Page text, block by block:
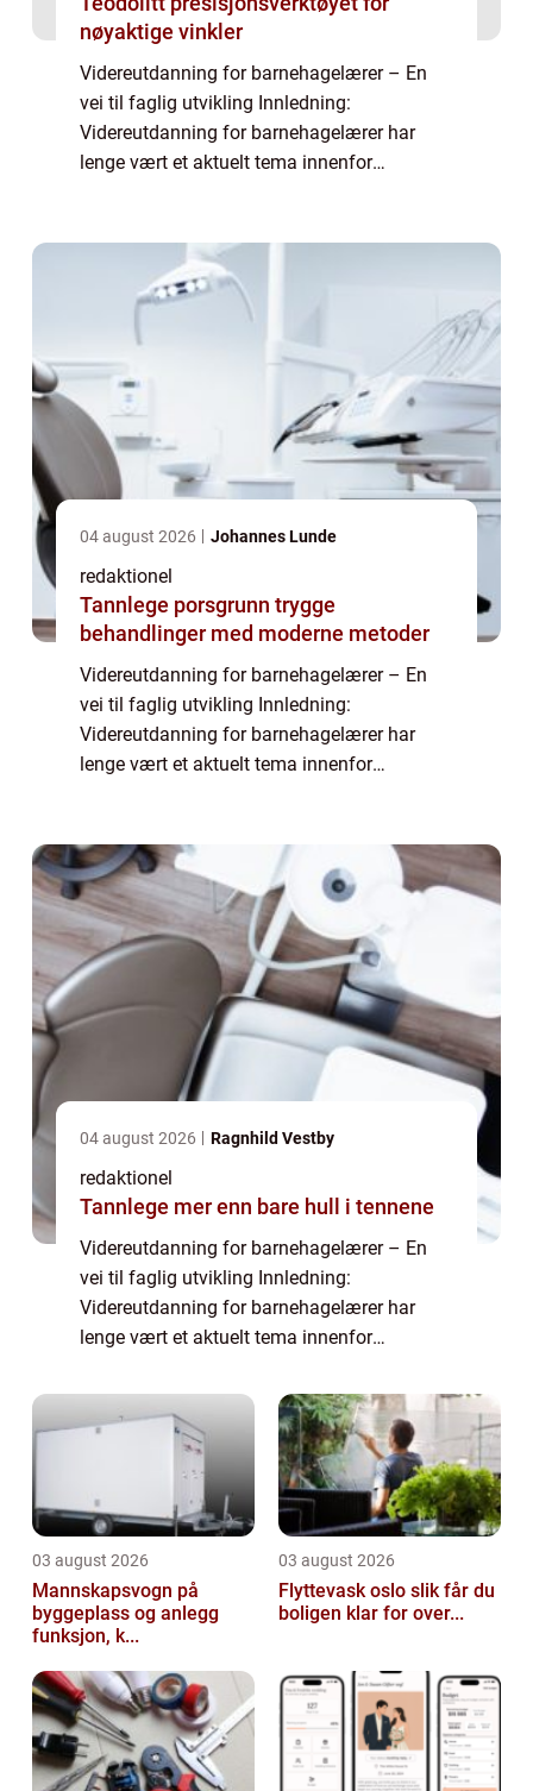
nøyaktige vinkler
Videreutdanning for barnehagelærer – En
vei til faglig utvikling Innledning:
Videreutdanning for barnehagelærer har
lenge vært et aktuelt tema innenfor
04 august 2026 Johannes Lunde
redaktionel
Tannlege porsgrunn trygge
behandlinger med moderne metoder
Videreutdanning for barnehagelærer – En
vei til faglig utvikling Innledning:
Videreutdanning for barnehagelærer har
lenge vært et aktuelt tema innenfor
oppdatering...
04 august 2026 Ragnhild Vestby
redaktionel
Tannlege mer enn bare hull i tennene
Videreutdanning for barnehagelærer – En
vei til faglig utvikling Innledning:
Videreutdanning for barnehagelærer har
lenge vært et aktuelt tema innenfor
det viktig å ha en kontinuerlig faglig
oppdatering...
03 august 2026
Mannskapsvogn på
byggeplass og anlegg
funksjon, k...
03 august 2026
Flyttevask oslo slik får du
boligen klar for over...